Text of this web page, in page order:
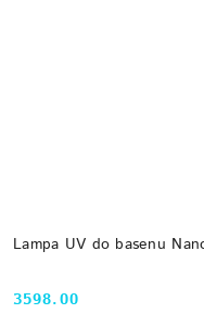
Lampa UV do basenu
Cena:
3598.00